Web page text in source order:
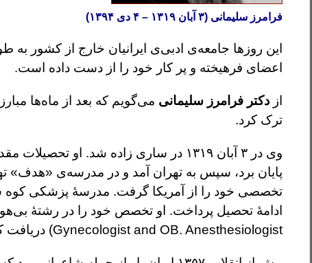
فرامرز سلیمانی (۳ آبان ۱۳۱۹ – ۴ دی ۱۳۹۴)
این‌ روزها جامعه‌ی ادبی‌ی ایرانیان خارج از کشور
اعضای فرهیخته و پر کار خود را از دست داده است.
از دکتر فرامرز سلیمانی می‌گویم که بعد از ماه‌ها
ترک کرد.
وی در ۳ آبان ۱۳۱۹ در ساری زاده شد.
پایان برد، سپس به تهران آمد و در مدرسه‌ی «هدف»
تخصصی خود را از آمریکا گرفت. مدرسهٔ پزشکی کوه
Gynecologist and OB. Anesthesiologist) دریافت کرد. او همچنین فوق تخصص بیهوشی مامایی داشت.